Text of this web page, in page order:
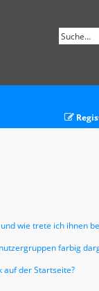
wie trete ich ihnen
farbig
auf der Startseite?